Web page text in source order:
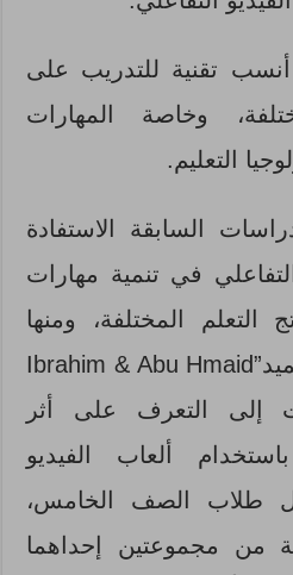
أنسب تقنية للتدريب على
وخاصة المهارات
التعليم.
السابقة الاستفادة
في تنمية مهارات
التعلم المختلفة، ومنها
وأبوحميد”Ibrahim & Abu Hmaid
إلى التعرف على أثر
ألعاب الفيديو
طلاب الصف الخامس،
من مجموعتين إحداهما